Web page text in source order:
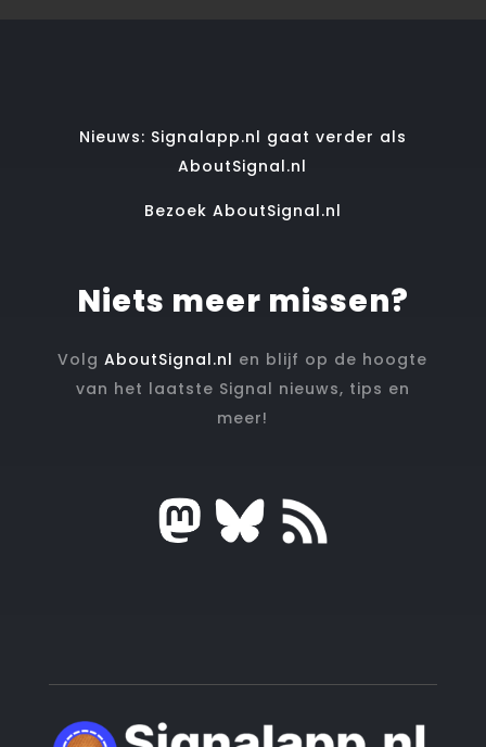
Nieuws: Signalapp.nl gaat verder als
AboutSignal.nl
Bezoek AboutSignal.nl
Niets meer missen?
VolgAboutSignal.nl en blijf op de hoogte
van het laatste Signal nieuws, tips en
meer!